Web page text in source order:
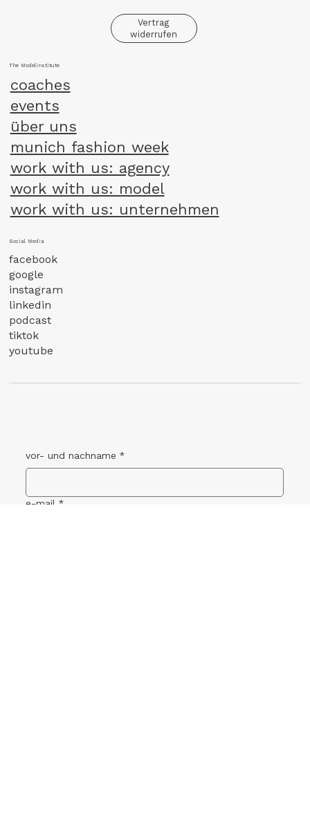
Vertrag
widerrufen
The Modelinstitute
coaches
events
über uns
munich fashion week
work with us: agency
work with us: model
work with us: unternehmen
Social Media
facebook
google
instagram
linkedin
podcast
tiktok
youtube
vor- und nachname *
e-mail *